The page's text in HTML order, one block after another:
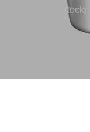
Steamer Pot